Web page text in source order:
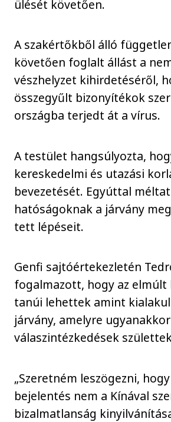
ülését követően.
A szakértőkből álló
követően foglalt állást a
vészhelyzet kihirdetéséről,
összegyűlt bizonyítékok
országba terjedt át a vírus.
A testület hangsúlyozta,
kereskedelmi és utazási
bevezetését. Egyúttal
hatóságoknak a járvány
tett lépéseit.
Genfi sajtóértekezletén
fogalmazott, hogy az elmúlt
tanúi lehettek amint
járvány, amelyre
válaszintézkedések
„Szeretném leszögezni,
bejelentés nem a Kínával
bizalmatlanság